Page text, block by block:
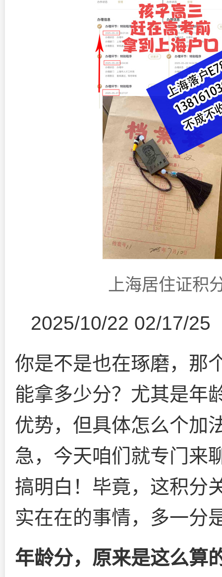
上海居住证积
2025/10/22 02/17/25
你是不是也在琢磨，那
能拿多少分？尤其是年
优势，但具体怎么个加
急，今天咱们就专门来
搞明白！毕竟，这积分
实在在的事情，多一分
年龄分，原来是这么算